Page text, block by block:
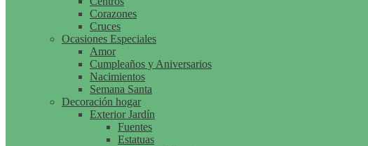
Corazones
Cruces
Ocasiones Especiales
Amor
Cumpleaños y Aniversarios
Nacimientos
Semana Santa
Decoración hogar
Exterior Jardín
Fuentes
Estatuas